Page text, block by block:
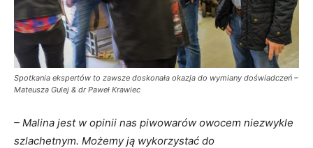
Spotkania ekspertów to zawsze doskonała okazja do wymiany doświadczeń –
Mateusza Gulej & dr Paweł Krawiec
– Malina jest w opinii nas piwowarów owocem niezwykle
szlachetnym. Możemy ją wykorzystać do